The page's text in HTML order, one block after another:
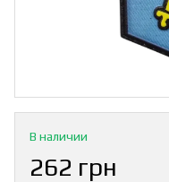
В наличии
262 грн